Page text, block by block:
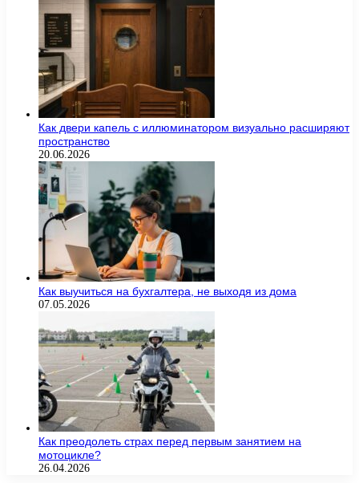
Как двери капель с иллюминатором визуально расширяют
пространство
20.06.2026
Как выучиться на бухгалтера, не выходя из дома
07.05.2026
Как преодолеть страх перед первым занятием на
мотоцикле?
26.04.2026